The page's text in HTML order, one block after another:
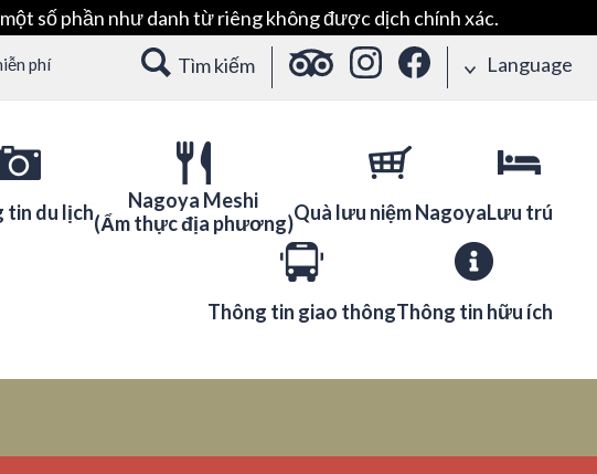
số phần như danh từ riêng không được dịch chính xác.
phí Tìm kiếm Language
tin du lịch
Nagoya Meshi
(Ẩm thực địa phương)Quà lưu niệm NagoyaLưu trú
Thông tin giao thôngThông tin hữu ích